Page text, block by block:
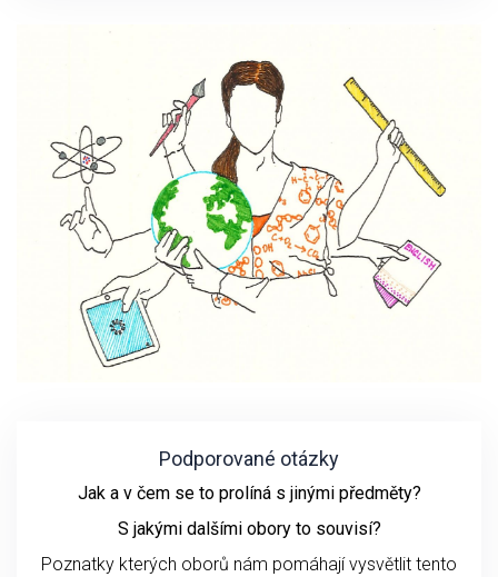
Podporované otázky
Jak a v čem se to prolíná s jinými předměty?
S jakými dalšími obory to souvisí?
Poznatky kterých oborů nám pomáhají vysvětlit tento